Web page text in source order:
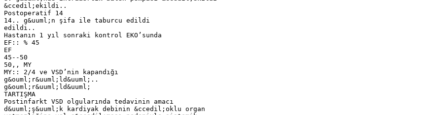
&ccedil;ekildi..
Postoperatif 14
14.. g&uuml;n şifa ile taburcu edildi
edildi..
Hastanın 1 yıl sonraki kontrol EKO’sunda
EF:: % 45
EF
45--50
50,, MY
MY:: 2/4 ve VSD’nin kapandığı
g&ouml;r&uuml;ld&uuml;..
g&ouml;r&uuml;ld&uuml;
TARTIŞMA
Postinfarkt VSD olgularında tedavinin amacı
d&uuml;ş&uuml;k kardiyak debinin &ccedil;oklu organ